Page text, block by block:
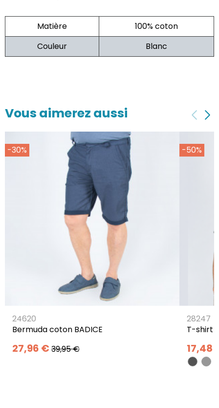
Matière
100% coton
Couleur
Blanc
Vous aimerez aussi
-30%
24620
Bermuda coton BADICE
27,96 € 39,95 €
-50%
28247
T-shirt
17,48